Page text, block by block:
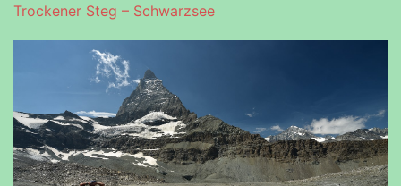
Trockener Steg – Schwarzsee